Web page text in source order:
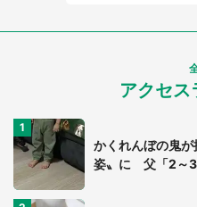
アクセス
かくれんぼの鬼
姿〟に 父「2～3